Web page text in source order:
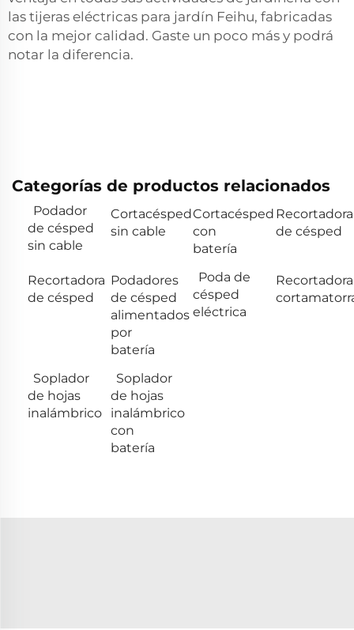
las tijeras eléctricas para jardín Feihu, fabricadas
con la mejor calidad. Gaste un poco más y podrá
notar la diferencia.
Categorías de productos relacionados
Podador
de césped
sin cable
Cortacésped
sin cable
Cortacésped
con
batería
Recortadora
de césped
Recortadora
de césped
Podadores
de césped
alimentados
por
batería
Poda de
césped
eléctrica
Recortadora
Soplador
de hojas
inalámbrico
Soplador
de hojas
inalámbrico
con
batería